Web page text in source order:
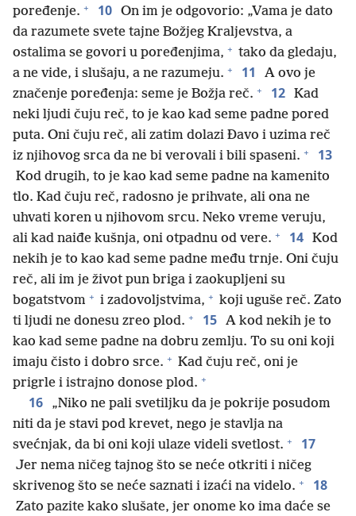
poređenje. + 10 On im je odgovorio: „Vama je dato
da razumete svete tajne Božjeg Kraljevstva, a
ostalima se govori u poređenjima, + tako da gledaju,
a ne vide, i slušaju, a ne razumeju. + 11
A ovo je
značenje poređenja: seme je Božja reč. + 12 Kad
neki ljudi čuju reč, to je kao kad seme padne pored
puta. Oni čuju reč, ali zatim dolazi Đavo i uzima reč
iz njihovog srca da ne bi verovali i bili spaseni. + 13
Kod drugih, to je kao kad seme padne na kamenito
tlo. Kad čuju reč, radosno je prihvate, ali ona ne
uhvati koren u njihovom srcu. Neko vreme veruju,
ali kad naiđe kušnja, oni otpadnu od vere. + 14 Kod
nekih je to kao kad seme padne među trnje. Oni čuju
reč, ali im je život pun briga i zaokupljeni su
bogatstvom + i zadovoljstvima, + koji uguše reč. Zato
ti ljudi ne donesu zreo plod. + 15 A kod nekih je to
kao kad seme padne na dobru zemlju. To su oni koji
imaju čisto i dobro srce. + Kad čuju reč, oni je
prigrle i istrajno donose plod. +
16
„Niko ne pali svetiljku da je pokrije posudom
niti da je stavi pod krevet, nego je stavlja na
svećnjak, da bi oni koji ulaze videli svetlost. + 17
Jer nema ničeg tajnog što se neće otkriti i ničeg
skrivenog što se neće saznati i izaći na videlo. + 18
Zato pazite kako slušate, jer onome ko ima daće se